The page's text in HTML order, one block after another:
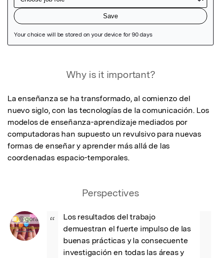
Why is it important?
La enseñanza se ha transformado, al comienzo del
nuevo siglo, con las tecnologías de la comunicación. Los
modelos de enseñanza-aprendizaje mediados por
computadoras han supuesto un revulsivo para nuevas
formas de enseñar y aprender más allá de las
coordenadas espacio-temporales.
Perspectives
“
Los resultados del trabajo
demuestran el fuerte impulso de las
buenas prácticas y la consecuente
investigación en todas las áreas y